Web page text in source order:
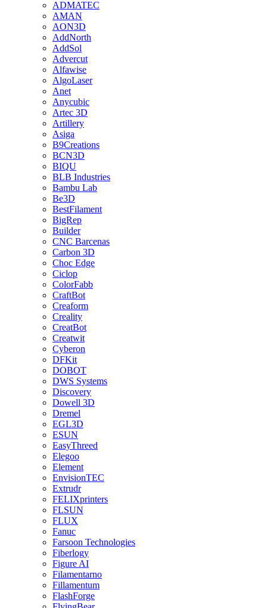
ADMATEC
AMAN
AON3D
AddNorth
AddSol
Advercut
Alfawise
AlgoLaser
Anet
Anycubic
Artec 3D
Artillery
Asiga
B9Creations
BCN3D
BIQU
BLB Industries
Bambu Lab
Be3D
BestFilament
BigRep
Builder
CNC Barcenas
Carbon 3D
Choc Edge
Ciclop
ColorFabb
CraftBot
Creaform
Creality
CreatBot
Creatwit
Cyberon
DFKit
DOBOT
DWS Systems
Discovery
Dowell 3D
Dremel
EGL3D
ESUN
EasyThreed
Elegoo
Element
EnvisionTEC
Extrudr
FELIXprinters
FLSUN
FLUX
Fanuc
Farsoon Technologies
Fiberlogy
Figure AI
Filamentarno
Fillamentum
FlashForge